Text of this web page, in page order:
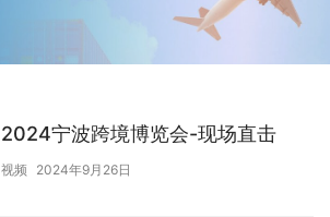
2024宁波跨境博览会-现场直击
视频 2024年9月26日